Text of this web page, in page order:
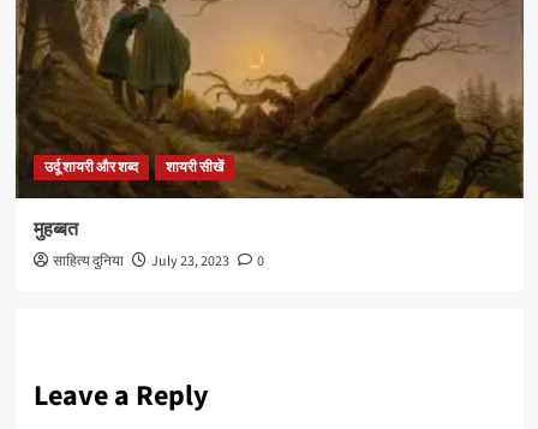
उर्दू शायरी और शब्द शायरी सीखें
मुहब्बत
साहित्य दुनिया July 23, 2023 0
Leave a Reply